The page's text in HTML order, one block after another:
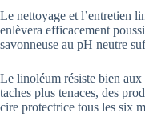
Le nettoyage et l’entretien
enlèvera efficacement
savonneuse au pH neutre
Le linoléum résiste bien aux
taches plus tenaces, des
cire protectrice tous les six